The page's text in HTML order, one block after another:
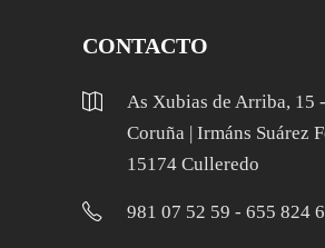
CONTACTO
As Xubias de Arriba, 15
Coruña | Irmáns Suárez
15174 Culleredo
981 07 52 59 - 655 824